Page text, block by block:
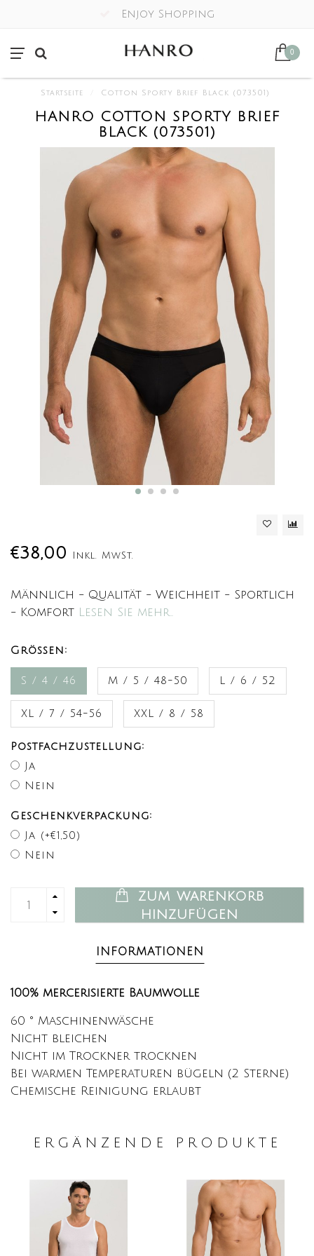
Enjoy Shopping
0
Startseite Cotton Sporty Brief Black (073501)
HANRO COTTON SPORTY BRIEF
BLACK (073501)
€38,00 Inkl. MwSt.
Männlich - Qualität - Weichheit - Sportlich
- Komfort Lesen Sie mehr..
Größen:
S / 4 / 46 M / 5 / 48-50 L / 6 / 52
XL / 7 / 54-56 XXL / 8 / 58
Postfachzustellung:
Ja
Nein
Geschenkverpackung:
Ja (+€1,50)
Nein
ZUM WARENKORB
HINZUFÜGEN
INFORMATIONEN
100% mercerisierte Baumwolle
60 ° Maschinenwäsche
Nicht bleichen
Nicht im Trockner trocknen
Bei warmen Temperaturen bügeln (2 Sterne)
Chemische Reinigung erlaubt
ERGÄNZENDE PRODUKTE